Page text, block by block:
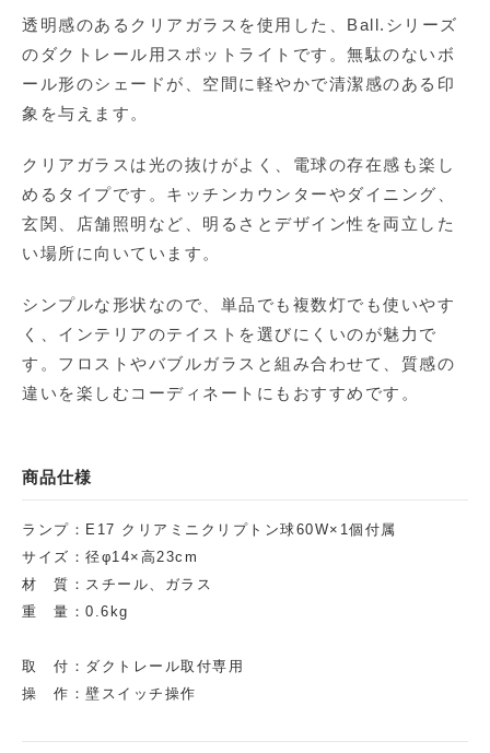
透明感のあるクリアガラスを使用した、Ball.シリーズ
のダクトレール用スポットライトです。無駄のないボ
ール形のシェードが、空間に軽やかで清潔感のある印
象を与えます。
クリアガラスは光の抜けがよく、電球の存在感も楽し
めるタイプです。キッチンカウンターやダイニング、
玄関、店舗照明など、明るさとデザイン性を両立した
い場所に向いています。
シンプルな形状なので、単品でも複数灯でも使いやす
く、インテリアのテイストを選びにくいのが魅力で
す。フロストやバブルガラスと組み合わせて、質感の
違いを楽しむコーディネートにもおすすめです。
商品仕様
ランプ：E17 クリアミニクリプトン球60W×1個付属
サイズ：径φ14×高23cm
材 質：スチール、ガラス
重 量：0.6kg
取 付：ダクトレール取付専用
操 作：壁スイッチ操作